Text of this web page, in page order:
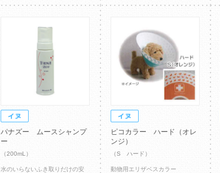
パナズー ムースシャンプ
ー
（200mL）
水のいらないふき取りだけの安
ピコカラー ハード（オレ
ンジ）
（S ハード）
動物用エリザベスカラー